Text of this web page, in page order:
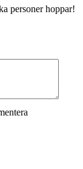
personer hoppar!